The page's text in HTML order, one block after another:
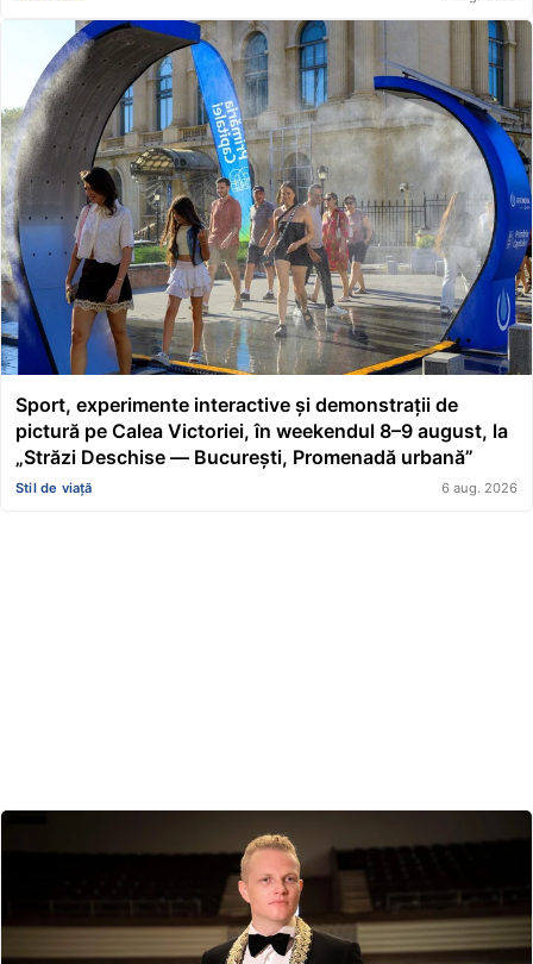
Sport, experimente interactive și demonstrații de
pictură pe Calea Victoriei, în weekendul 8–9 august, la
„Străzi Deschise — București, Promenadă urbană”
Stil de viață 6 aug. 2026